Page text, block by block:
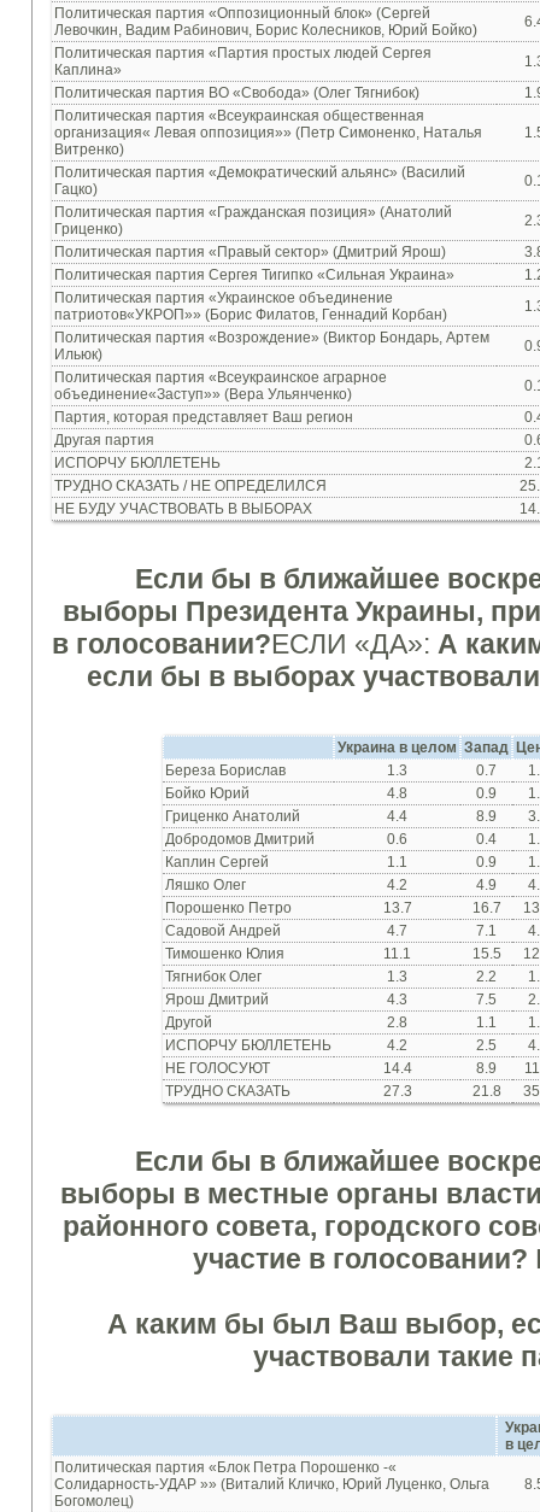
Политическая партия «Оппозиционный блок» (Сергей
Левочкин, Вадим Рабинович, Борис Колесников, Юрий Бойко)
Политическая партия «Партия простых людей Сергея
Каплина»
Политическая партия ВО «Свобода» (Олег Тягнибок)
Политическая партия « Всеукраинская общественная
организация« Левая оппозиция»» (Петр Симоненко, Наталья
Витренко)
Политическая партия «Демократический альянс» (Василий
Гацко)
Политическая партия « Гражданская позиция» (Анатолий
Гриценко)
Политическая партия « Правый сектор» (Дмитрий Ярош)
Политическая партия Сергея Тигипко «Сильная Украина»
Политическая партия «Украинское объединение
патриотов«УКРОП»» (Борис Филатов, Геннадий Корбан)
Политическая партия «Возрождение» (Виктор Бондарь, Артем
Ильюк)
Политическая партия « Всеукраинское аграрное
объединение«Заступ»» (Вера Ульянченко)
Партия, которая представляет Ваш регион
Другая партия
ИСПОРЧУ БЮЛЛЕТЕНЬ
ТРУДНО СКАЗАТЬ / НЕ ОПРЕДЕЛИЛСЯ
НЕ БУДУ УЧАСТВОВАТЬ В ВЫБОРАХ
Если бы в ближайшее
выборы Президента Украины,
в голосовании?ЕСЛИ «ДА»: А
если бы в выборах участвовали
Украина в целом Запад
Береза Борислав
1.3 0.7
Бойко Юрий
4.8 0.9
Гриценко Анатолий
4.4 8.9
Добродомов Дмитрий
0.6 0.4
Каплин Сергей
1.1 0.9
Ляшко Олег
4.2 4.9
Порошенко Петро
13.7 16.7
Садовой Андрей
4.7 7.1
Тимошенко Юлия
11.1 15.5
Тягнибок Олег
1.3 2.2
Ярош Дмитрий
4.3 7.5
Другой
2.8 1.1
ИСПОРЧУ БЮЛЛЕТЕНЬ
4.2 2.5
НЕ ГОЛОСУЮТ
14.4 8.9
ТРУДНО СКАЗАТЬ
27.3 21.8
Если бы в ближайшее
выборы в местные органы
районного совета, городского
участие в голосовании?
А каким бы был Ваш выбор,
участвовали такие
в
Политическая партия «Блок Петра Порошенко -«
Солидарность-УДАР »» (Виталий Кличко, Юрий Луценко, Ольга
Богомолец)